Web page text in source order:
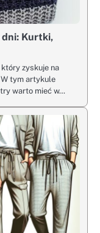
dni: Kurtki,
zyskuje na
W tym artykule
warto mieć w…